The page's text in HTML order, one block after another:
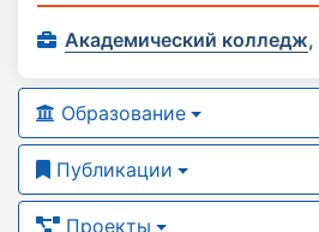
Академический колледж,
Образование
Публикации
Проекты